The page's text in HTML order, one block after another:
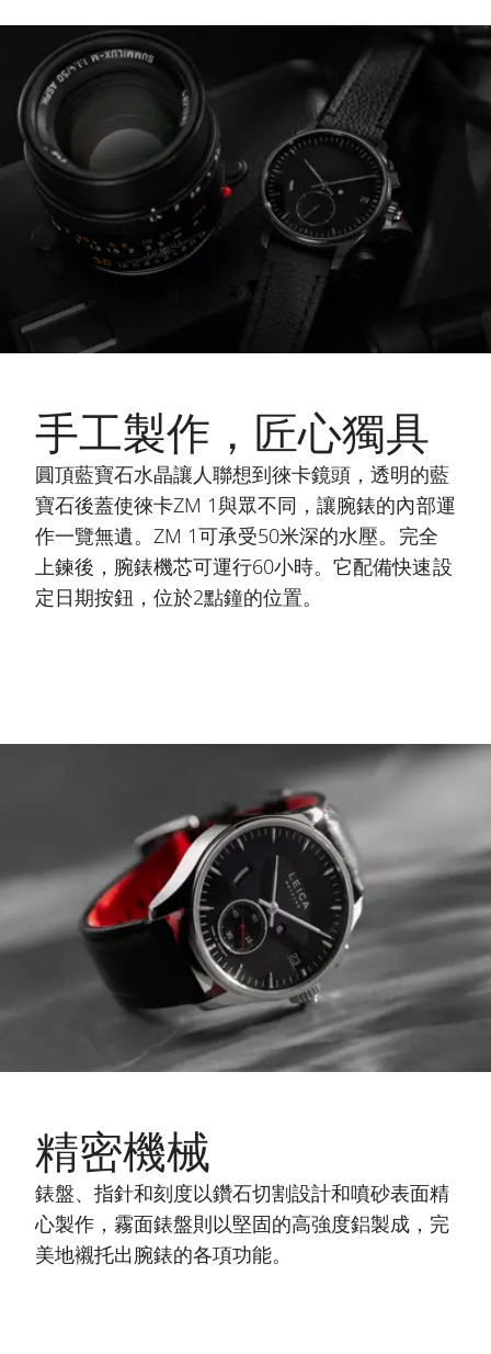
手工製作，匠心獨具
圓頂藍寶石水晶讓人聯想到徠卡鏡頭，透明的藍
寶石後蓋使徠卡ZM 1與眾不同，讓腕錶的內部運
作一覽無遺。ZM 1可承受50米深的水壓。完全
上鍊後，腕錶機芯可運行60小時。它配備快速設
定日期按鈕，位於2點鐘的位置。
精密機械
錶盤、指針和刻度以鑽石切割設計和噴砂表面精
心製作，霧面錶盤則以堅固的高強度鋁製成，完
美地襯托出腕錶的各項功能。